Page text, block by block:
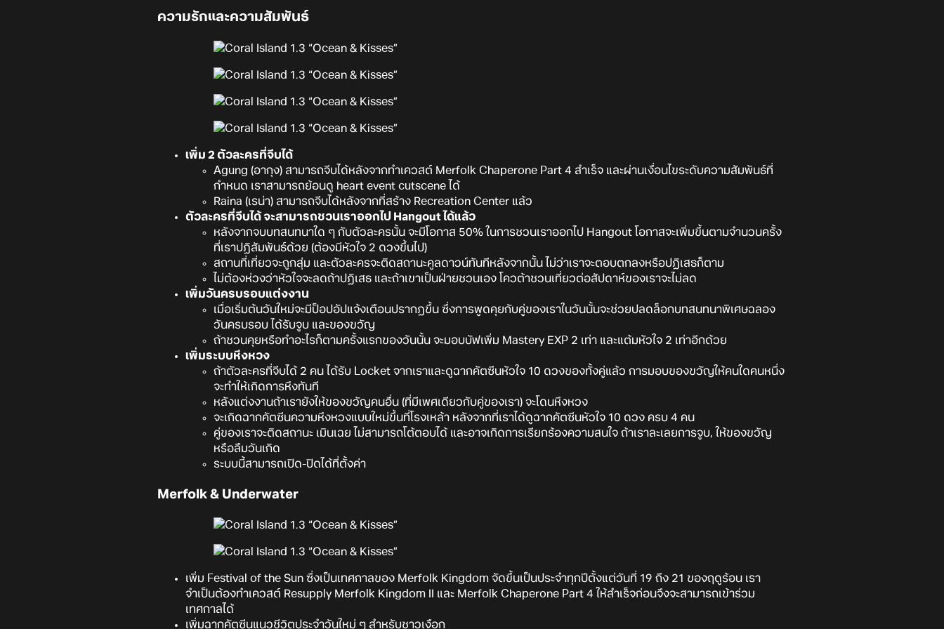
ความรักและความสัมพันธ์
เพิ่ม 2 ตัวละครที่จีบได้
Agung (อากุง) สามารถจีบได้หลังจากทำเควสต์ Merfolk Chaperone Part 4 สำเร็จ และผ่านเงื่อนไขระดับความสัมพันธ์ที่
กำหนด เราสามารถย้อนดู heart event cutscene ได้
Raina (เรน่า) สามารถจีบได้หลังจากที่สร้าง Recreation Center แล้ว
ตัวละครที่จีบได้ จะสามารถชวนเราออกไป Hangout ได้แล้ว
หลังจากจบบทสนทนาใด ๆ กับตัวละครนั้น จะมีโอกาส 50% ในการชวนเราออกไป Hangout โอกาสจะเพิ่มขึ้นตามจำนวนครั้ง
ที่เราปฏิสัมพันธ์ด้วย (ต้องมีหัวใจ 2 ดวงขึ้นไป)
สถานที่เที่ยวจะถูกสุ่ม และตัวละครจะติดสถานะคูลดาวน์ทันทีหลังจากนั้น ไม่ว่าเราจะตอบตกลงหรือปฏิเสธก็ตาม
ไม่ต้องห่วงว่าหัวใจจะลดถ้าปฏิเสธ และถ้าเขาเป็นฝ่ายชวนเอง โควต้าชวนเที่ยวต่อสัปดาห์ของเราจะไม่ลด
เพิ่มวันครบรอบแต่งงาน
เมื่อเริ่มต้นวันใหม่จะมีป็อปอัปแจ้งเตือนปรากฏขึ้น ซึ่งการพูดคุยกับคู่ของเราในวันนั้นจะช่วยปลดล็อกบทสนทนาพิเศษฉลอง
วันครบรอบ ได้รับจูบ และของขวัญ
ถ้าชวนคุยหรือทำอะไรก็ตามครั้งแรกของวันนั้น จะมอบบัฟเพิ่ม Mastery EXP 2 เท่า และแต้มหัวใจ 2 เท่าอีกด้วย
เพิ่มระบบหึงหวง
ถ้าตัวละครที่จีบได้ 2 คน ได้รับ Locket จากเราและดูฉากคัตซีนหัวใจ 10 ดวงของทั้งคู่แล้ว การมอบของขวัญให้คนใดคนหนึ่ง
จะทำให้เกิดการหึงทันที
หลังแต่งงานถ้าเรายังให้ของขวัญคนอื่น (ที่มีเพศเดียวกับคู่ของเรา) จะโดนหึงหวง
จะเกิดฉากคัตซีนความหึงหวงแบบใหม่ขึ้นที่โรงเหล้า หลังจากที่เราได้ดูฉากคัตซีนหัวใจ 10 ดวง ครบ 4 คน
คู่ของเราจะติดสถานะ เมินเฉย ไม่สามารถโต้ตอบได้ และอาจเกิดการเรียกร้องความสนใจ ถ้าเราละเลยการจูบ, ให้ของขวัญ
หรือลืมวันเกิด
ระบบนี้สามารถเปิด-ปิดได้ที่ตั้งค่า
Merfolk & Underwater
เพิ่ม Festival of the Sun ซึ่งเป็นเทศกาลของ Merfolk Kingdom จัดขึ้นเป็นประจำทุกปีตั้งแต่วันที่ 19 ถึง 21 ของฤดูร้อน เรา
จำเป็นต้องทำเควสต์ Resupply Merfolk Kingdom II และ Merfolk Chaperone Part 4 ให้สำเร็จก่อนจึงจะสามารถเข้าร่วม
เทศกาลได้
เพิ่มฉากคัตซีนแนวชีวิตประจำวันใหม่ ๆ สำหรับชาวเงือก